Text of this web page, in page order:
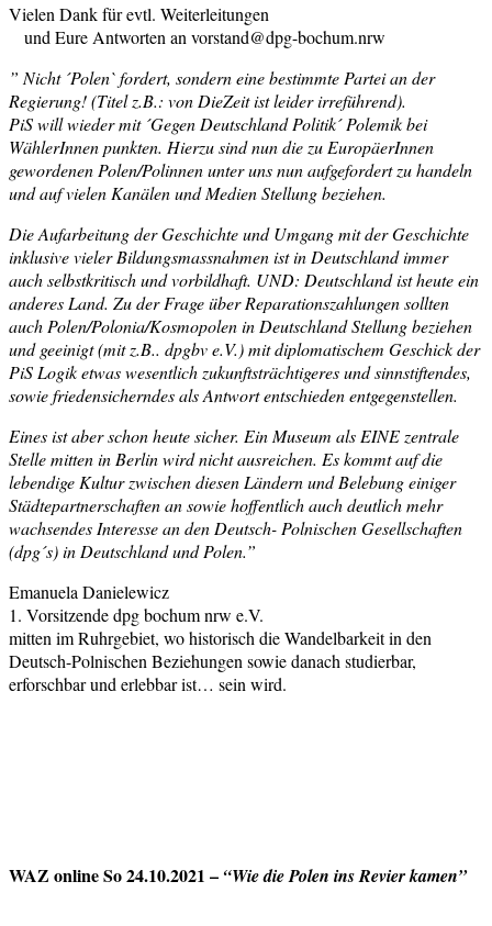
Vielen Dank für evtl. Weiterleitungen
und Eure Antworten an vorstand@dpg-bochum.nrw
” Nicht ´Polen` fordert, sondern eine bestimmte Partei an der
Regierung! (Titel z.B.: von DieZeit ist leider irreführend).
PiS will wieder mit ´Gegen Deutschland Politik´ Polemik bei
WählerInnen punkten. Hierzu sind nun die zu EuropäerInnen
gewordenen Polen/Polinnen unter uns nun aufgefordert zu handeln
und auf vielen Kanälen und Medien Stellung beziehen.
Die Aufarbeitung der Geschichte und Umgang mit der Geschichte
inklusive vieler Bildungsmassnahmen ist in Deutschland immer
auch selbstkritisch und vorbildhaft. UND: Deutschland ist heute ein
anderes Land. Zu der Frage über Reparationszahlungen sollten
auch Polen/Polonia/Kosmopolen in Deutschland Stellung beziehen
und geeinigt (mit z.B.. dpgbv e.V.) mit diplomatischem Geschick der
PiS Logik etwas wesentlich zukunftsträchtigeres und sinnstiftendes,
sowie friedensicherndes als Antwort entschieden entgegenstellen.
Eines ist aber schon heute sicher. Ein Museum als EINE zentrale
Stelle mitten in Berlin wird nicht ausreichen. Es kommt auf die
lebendige Kultur zwischen diesen Ländern und Belebung einiger
Städtepartnerschaften an sowie hoffentlich auch deutlich mehr
wachsendes Interesse an den Deutsch- Polnischen Gesellschaften
(dpg´s) in Deutschland und Polen.”
Emanuela Danielewicz
1. Vorsitzende dpg bochum nrw e.V.
mitten im Ruhrgebiet, wo historisch die Wandelbarkeit in den
Deutsch-Polnischen Beziehungen sowie danach studierbar,
erforschbar und erlebbar ist… sein wird.
WAZ online So 24.10.2021 – “Wie die Polen ins Revier kamen”